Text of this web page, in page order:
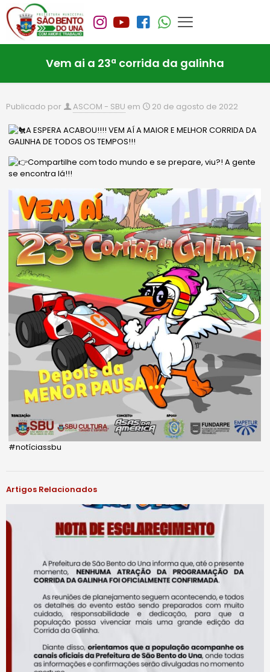
Vem ai a 23ª corrida da galinha
Publicado por ASCOM - SBU em 20 de agosto de 2022
A ESPERA ACABOU!!!! VEM AÍ A MAIOR E MELHOR CORRIDA DA
GALINHA DE TODOS OS TEMPOS!!!
Compartilhe com todo mundo e se prepare, viu?! A gente
se encontra lá!!!
#notíciassbu
Artigos Relacionados